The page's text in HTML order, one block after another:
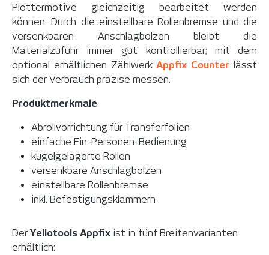
Plottermotive gleichzeitig bearbeitet werden
können. Durch die einstellbare Rollenbremse und die
versenkbaren Anschlagbolzen bleibt die
Materialzufuhr immer gut kontrollierbar; mit dem
optional erhältlichen ZählwerkAppfix Counter lässt
sich der Verbrauch präzise messen.
Produktmerkmale
Abrollvorrichtung für Transferfolien
einfache Ein-Personen-Bedienung
kugelgelagerte Rollen
versenkbare Anschlagbolzen
einstellbare Rollenbremse
inkl. Befestigungsklammern
DerYellotools Appfix ist in fünf Breitenvarianten
erhältlich: